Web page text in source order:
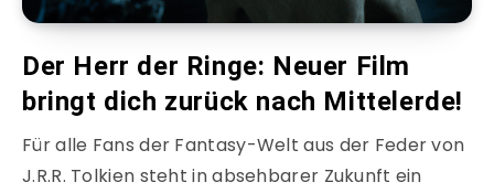
Der Herr der Ringe: Neuer Film
bringt dich zurück nach Mittelerde!
Für alle Fans der Fantasy-Welt aus der Feder von
J.R.R. Tolkien steht in absehbarer Zukunft ein